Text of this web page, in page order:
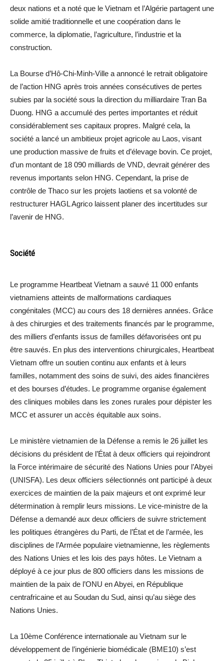
deux nations et a noté que le Vietnam et l’Algérie partagent une
solide amitié traditionnelle et une coopération dans le
commerce, la diplomatie, l’agriculture, l’industrie et la
construction.
La Bourse d’Hô-Chi-Minh-Ville a annoncé le retrait obligatoire
de l’action HNG après trois années consécutives de pertes
subies par la société sous la direction du milliardaire Tran Ba
Duong. HNG a accumulé des pertes importantes et réduit
considérablement ses capitaux propres. Malgré cela, la
société a lancé un ambitieux projet agricole au Laos, visant
une production massive de fruits et d’élevage bovin. Ce projet,
d’un montant de 18 090 milliards de VND, devrait générer des
revenus importants selon HNG. Cependant, la prise de
contrôle de Thaco sur les projets laotiens et sa volonté de
restructurer HAGL Agrico laissent planer des incertitudes sur
l’avenir de HNG.
Société
Le programme Heartbeat Vietnam a sauvé 11 000 enfants
vietnamiens atteints de malformations cardiaques
congénitales (MCC) au cours des 18 dernières années. Grâce
à des chirurgies et des traitements financés par le programme,
des milliers d’enfants issus de familles défavorisées ont pu
être sauvés. En plus des interventions chirurgicales, Heartbeat
Vietnam offre un soutien continu aux enfants et à leurs
familles, notamment des soins de suivi, des aides financières
et des bourses d’études. Le programme organise également
des cliniques mobiles dans les zones rurales pour dépister les
MCC et assurer un accès équitable aux soins.
Le ministère vietnamien de la Défense a remis le 26 juillet les
décisions du président de l’État à deux officiers qui rejoindront
la Force intérimaire de sécurité des Nations Unies pour l’Abyei
(UNISFA). Les deux officiers sélectionnés ont participé à deux
exercices de maintien de la paix majeurs et ont exprimé leur
détermination à remplir leurs missions. Le vice-ministre de la
Défense a demandé aux deux officiers de suivre strictement
les politiques étrangères du Parti, de l’État et de l’armée, les
disciplines de l’Armée populaire vietnamienne, les règlements
des Nations Unies et les lois des pays hôtes. Le Vietnam a
déployé à ce jour plus de 800 officiers dans les missions de
maintien de la paix de l’ONU en Abyei, en République
centrafricaine et au Soudan du Sud, ainsi qu’au siège des
Nations Unies.
La 10ème Conférence internationale au Vietnam sur le
développement de l’ingénierie biomédicale (BME10) s’est